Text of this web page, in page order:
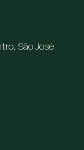
São José